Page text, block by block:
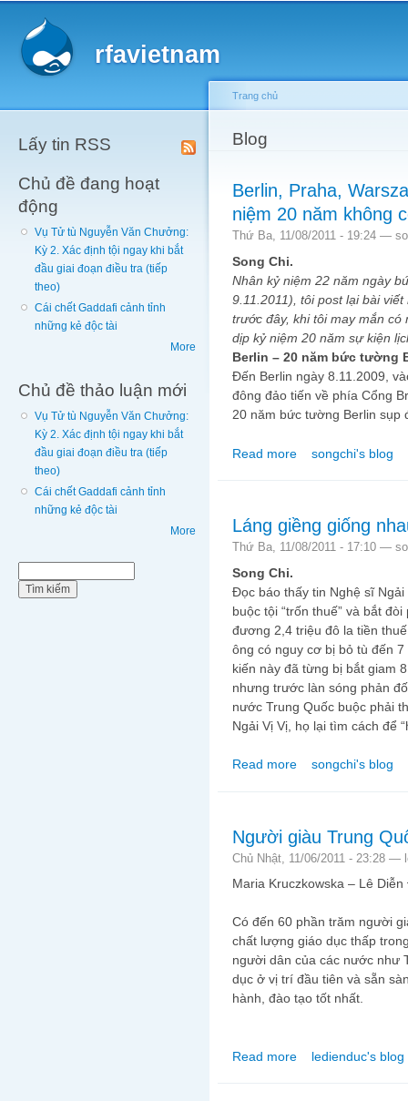
rfavietnam
Lấy tin RSS
Chủ đề đang hoạt
động
Vụ Tử tù Nguyễn Văn Chưởng:
Kỳ 2. Xác định tội ngay khi bắt
đầu giai đoạn điều tra (tiếp
theo)
Cái chết Gaddafi cảnh tỉnh
những kẻ độc tài
More
Chủ đề thảo luận mới
Vụ Tử tù Nguyễn Văn Chưởng:
Kỳ 2. Xác định tội ngay khi bắt
đầu giai đoạn điều tra (tiếp
theo)
Cái chết Gaddafi cảnh tỉnh
những kẻ độc tài
More
You are here
Trang chủ
Blog
Berlin, Praha,
niệm 20 năm không
Thứ Ba, 11/08/2011 - 19:24 —
Song Chi.
Nhân kỷ niệm 22 năm ngày
9.11.2011), tôi post lại bài
trước đây, khi tôi may mắn có
dịp kỷ niệm 20 năm sự kiện
Berlin – 20 năm bức tường
Đến Berlin ngày 8.11.2009,
đông đảo tiến về phía Cổng
20 năm bức tường Berlin sụp
Read more about Berlin, Praha,
songchi's blog
Láng giềng giống
Thứ Ba, 11/08/2011 - 17:10 —
Song Chi.
Đọc báo thấy tin Nghệ sĩ
buộc tội “trốn thuế” và bắt
đương 2,4 triệu đô la tiền
ông có nguy cơ bị bỏ tù đến
kiến này đã từng bị bắt giam
nhưng trước làn sóng phản
nước Trung Quốc buộc phải
Ngải Vị Vị, họ lại tìm cách để
Read more about Láng giềng
songchi's blog
Người giàu Trung
Chủ Nhật, 11/06/2011 - 23:28 —
Maria Kruczkowska – Lê
Có đến 60 phần trăm người
chất lượng giáo dục thấp
người dân của các nước như
dục ở vị trí đầu tiên và sẵn
hành, đào tạo tốt nhất.
Read more about Người giàu
ledienduc's blog